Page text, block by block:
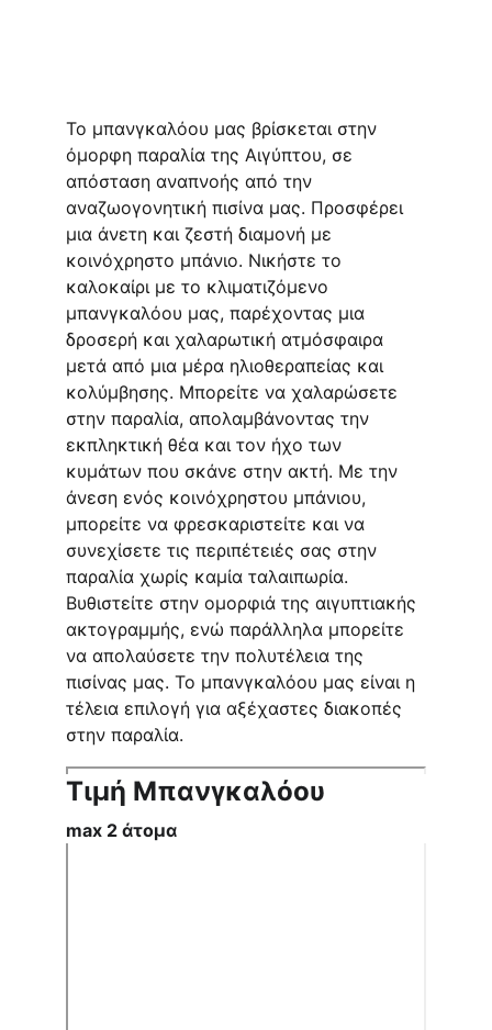
Το μπανγκαλόου μας βρίσκεται στην
όμορφη παραλία της Αιγύπτου, σε
απόσταση αναπνοής από την
αναζωογονητική πισίνα μας. Προσφέρει
μια άνετη και ζεστή διαμονή με
κοινόχρηστο μπάνιο. Νικήστε το
καλοκαίρι με το κλιματιζόμενο
μπανγκαλόου μας, παρέχοντας μια
δροσερή και χαλαρωτική ατμόσφαιρα
μετά από μια μέρα ηλιοθεραπείας και
κολύμβησης. Μπορείτε να χαλαρώσετε
στην παραλία, απολαμβάνοντας την
εκπληκτική θέα και τον ήχο των
κυμάτων που σκάνε στην ακτή. Με την
άνεση ενός κοινόχρηστου μπάνιου,
μπορείτε να φρεσκαριστείτε και να
συνεχίσετε τις περιπέτειές σας στην
παραλία χωρίς καμία ταλαιπωρία.
Βυθιστείτε στην ομορφιά της αιγυπτιακής
ακτογραμμής, ενώ παράλληλα μπορείτε
να απολαύσετε την πολυτέλεια της
πισίνας μας. Το μπανγκαλόου μας είναι η
τέλεια επιλογή για αξέχαστες διακοπές
στην παραλία.
Τιμή Μπανγκαλόου
max 2 άτομα